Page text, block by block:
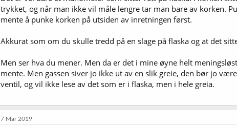
trykket, og når man ikke vil måle lengre tar man bare av korken.
mente å punke korken på utsiden av inretningen først.
Akkurat som om du skulle tredd på en slage på flaska og at det
Men ser hva du mener. Men da er det i mine øyne helt
mente. Men gassen siver jo ikke ut av en slik greie, den bør jo
ventil, og vil ikke lese av det som er i flaska, men i hele greia.
7 Mar 2019